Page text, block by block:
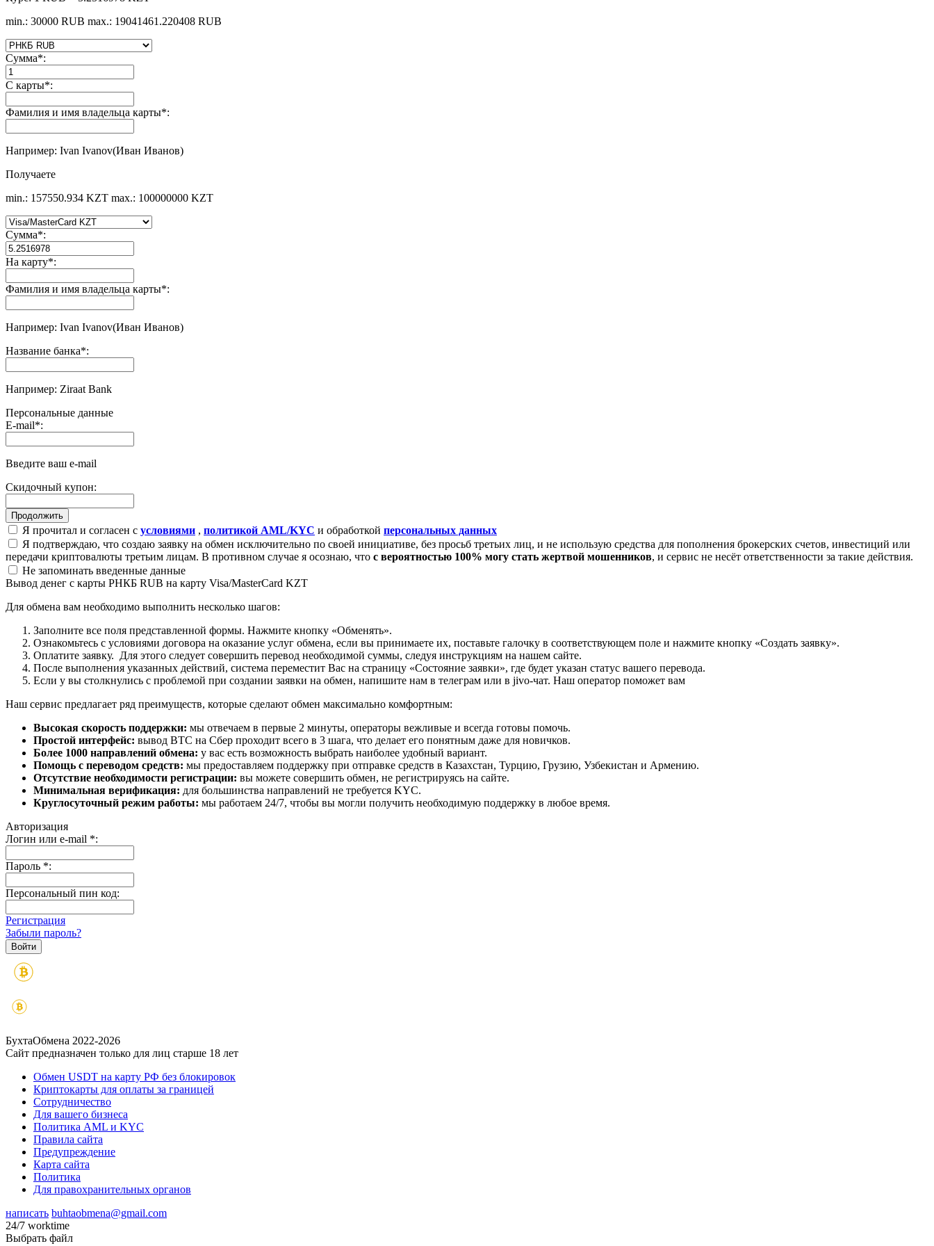
min.: 30000 RUB max.: 19041461.220408 RUB
Сумма*:
С карты*:
Фамилия и имя владельца карты*:
Например: Ivan Ivanov(Иван Иванов)
Получаете
min.: 157550.934 KZT max.: 100000000 KZT
Сумма*:
На карту*:
Фамилия и имя владельца карты*:
Например: Ivan Ivanov(Иван Иванов)
Название банка*:
Например: Ziraat Bank
Персональные данные
E-mail*:
Введите ваш e-mail
Скидочный купон:
Я прочитал и согласен с условиями , политикой AML/KYC и обработкой персональных данных
Я подтверждаю, что создаю заявку на обмен исключительно по своей инициативе, без просьб третьих лиц, и не использую средства для пополнения брокерских счетов, инвестиций или
передачи криптовалюты третьим лицам. В противном случае я осознаю, что с вероятностью 100% могу стать жертвой мошенников, и сервис не несёт ответственности за такие действия.
Не запоминать введенные данные
Вывод денег с карты РНКБ RUB на карту Visa/MasterCard KZT
Для обмена вам необходимо выполнить несколько шагов:
Заполните все поля представленной формы. Нажмите кнопку «Обменять».
Ознакомьтесь с условиями договора на оказание услуг обмена, если вы принимаете их, поставьте галочку в соответствующем поле и нажмите кнопку «Создать заявку».
Оплатите заявку. Для этого следует совершить перевод необходимой суммы, следуя инструкциям на нашем сайте.
После выполнения указанных действий, система переместит Вас на страницу «Состояние заявки», где будет указан статус вашего перевода.
Если у вы столкнулись с проблемой при создании заявки на обмен, напишите нам в телеграм или в jivo-чат. Наш оператор поможет вам
Наш сервис предлагает ряд преимуществ, которые сделают обмен максимально комфортным:
Высокая скорость поддержки: мы отвечаем в первые 2 минуты, операторы вежливые и всегда готовы помочь.
Простой интерфейс: вывод BTC на Сбер проходит всего в 3 шага, что делает его понятным даже для новичков.
Более 1000 направлений обмена: у вас есть возможность выбрать наиболее удобный вариант.
Помощь с переводом средств: мы предоставляем поддержку при отправке средств в Казахстан, Турцию, Грузию, Узбекистан и Армению.
Отсутствие необходимости регистрации: вы можете совершить обмен, не регистрируясь на сайте.
Минимальная верификация: для большинства направлений не требуется KYC.
Круглосуточный режим работы: мы работаем 24/7, чтобы вы могли получить необходимую поддержку в любое время.
Авторизация
Логин или e-mail *:
Пароль *:
Персональный пин код:
Регистрация
Забыли пароль?
БухтаОбмена 2022-2026
Сайт предназначен только для лиц старше 18 лет
Обмен USDT на карту РФ без блокировок
Криптокарты для оплаты за границей
Сотрудничество
Для вашего бизнеса
Политика AML и KYC
Правила сайта
Предупреждение
Карта сайта
Политика
Для правохранительных органов
написать buhtaobmena@gmail.com
24/7 worktime
Выбрать файл